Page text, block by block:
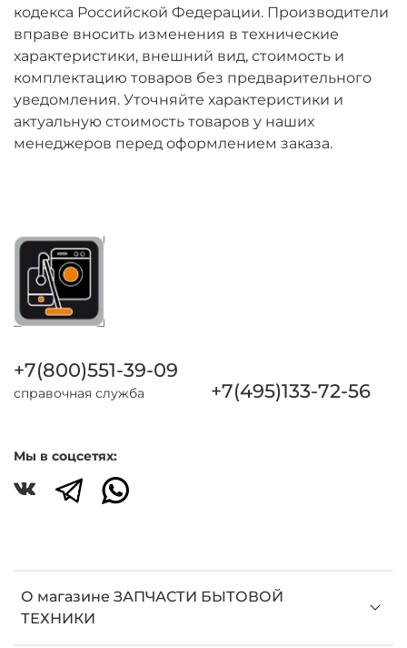
кодекса Российской Федерации. Производители
вправе вносить изменения в технические
характеристики, внешний вид, стоимость и
комплектацию товаров без предварительного
уведомления. Уточняйте характеристики и
актуальную стоимость товаров у наших
менеджеров перед оформлением заказа.
О магазине ЗАПЧАСТИ БЫТОВОЙ
ТЕХНИКИ
+7(800)551-39-09
справочная служба +7(495)133-72-56
Мы в соцсетях: